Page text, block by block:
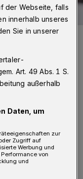
600
Löwen
um am
für das Duell
zu
der Webseite, falls
innerhalb unseres
Sie in unserer
Art. 49 Abs. 1 S.
außerhalb
Daten, um
zur
Zugriff auf
Werbung und
von
und